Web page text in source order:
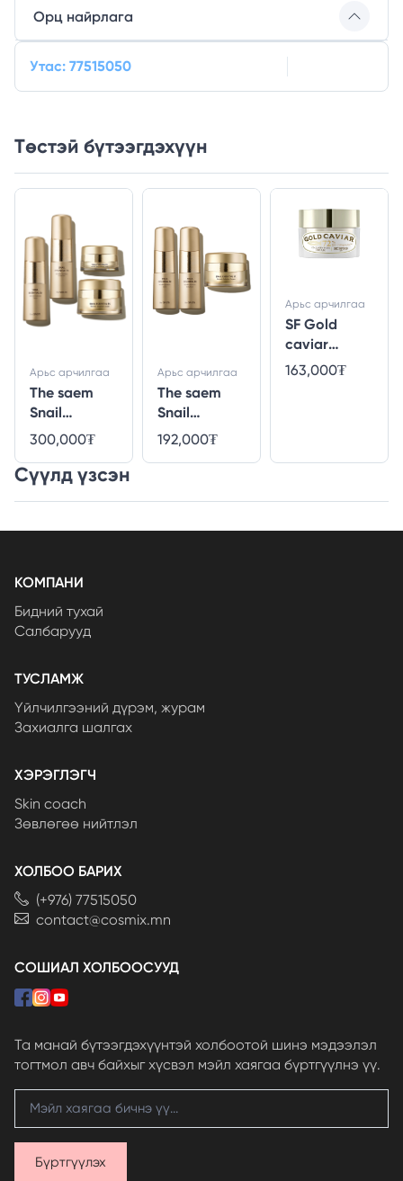
Орц найрлага
Утас: 77515050
Төстэй бүтээгдэхүүн
The saem
Snail
essential EX
wrinkle
solution skin
Арьс арчилгаа
300,000₮
The saem
Snail
essential EX
wrinkle
Арьс арчилгаа
192,000₮
SF Gold
caviar
collagen
plus cream -
Арьс арчилгаа
163,000₮
Сүүлд үзсэн
КОМПАНИ
Бидний тухай
Салбарууд
ТУСЛАМЖ
Үйлчилгээний дүрэм, журам
Захиалга шалгах
ХЭРЭГЛЭГЧ
Skin coach
Зөвлөгөө нийтлэл
ХОЛБОО БАРИХ
(+976) 77515050
contact@cosmix.mn
СОШИАЛ ХОЛБООСУУД
Та манай бүтээгдэхүүнтэй холбоотой шинэ мэдээлэл
тогтмол авч байхыг хүсвэл мэйл хаягаа бүртгүүлнэ үү.
Бүртгүүлэх